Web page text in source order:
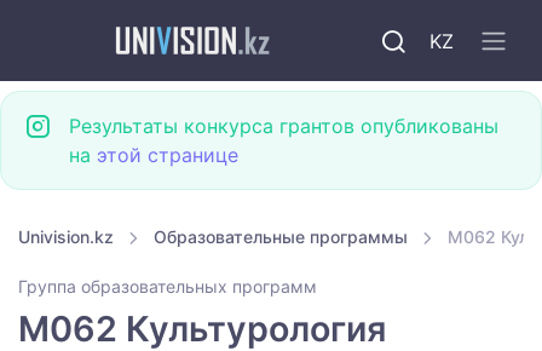
KZ
Результаты конкурса грантов опубликованы
на этой странице
Univision.kz Образовательные программы M062
Группа образовательных программ
M062 Культурология